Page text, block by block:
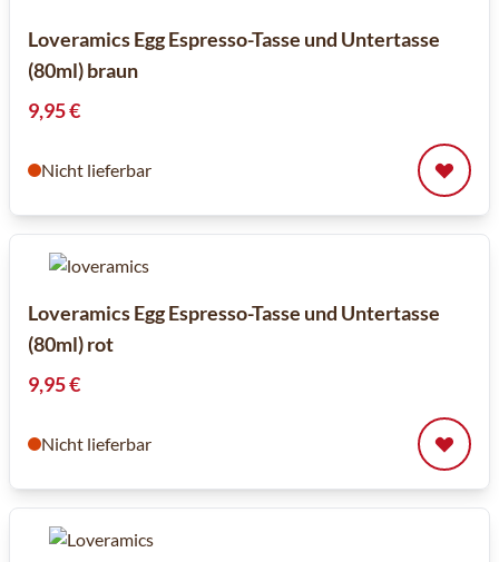
Loveramics Egg Espresso-Tasse und Untertasse
(80ml) braun
9,95 €
Nicht lieferbar
Loveramics Egg Espresso-Tasse und Untertasse
(80ml) rot
9,95 €
Nicht lieferbar